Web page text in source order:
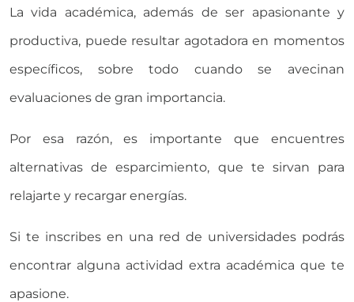
La vida académica, además de ser apasionante y
productiva, puede resultar agotadora en momentos
específicos, sobre todo cuando se avecinan
evaluaciones de gran importancia.
Por esa razón, es importante que encuentres
alternativas de esparcimiento, que te sirvan para
relajarte y recargar energías.
Si te inscribes en una red de universidades podrás
encontrar alguna actividad extra académica que te
apasione.